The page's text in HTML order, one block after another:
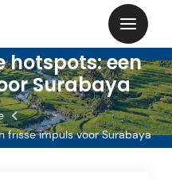
hotspots: een
Surabaya
frisse impuls voor Surabaya